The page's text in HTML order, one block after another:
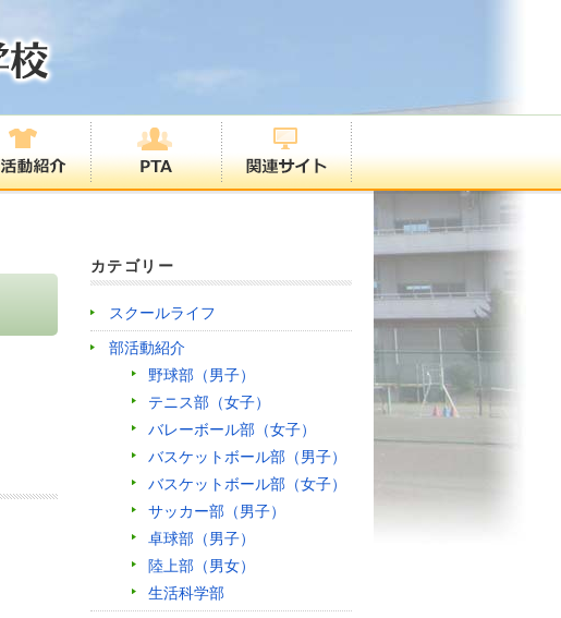
カテゴリー
スクールライフ
部活動紹介
野球部（男子）
テニス部（女子）
バレーボール部（女子）
バスケットボール部（男子）
バスケットボール部（女子）
サッカー部（男子）
卓球部（男子）
陸上部（男女）
生活科学部